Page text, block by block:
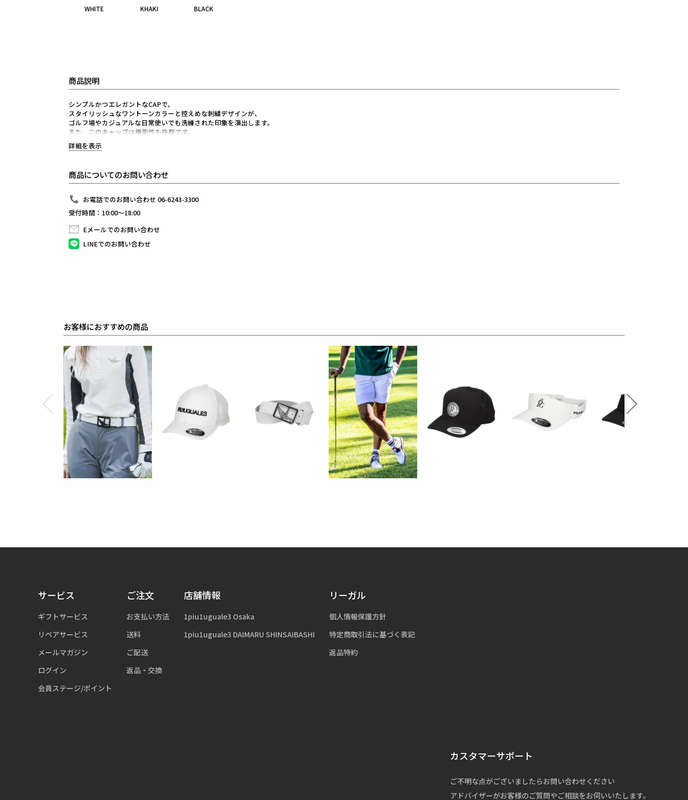
WHITE KHAKI BLACK
商品説明
シンプルかつエレガントなCAPで、
スタイリッシュなワントーンカラーと控えめな刺繍デザインが、
ゴルフ場やカジュアルな日常使いでも洗練された印象を演出します。
また、このキャップは機能性も抜群です。
軽量で通気性に優れた素材を使用しており、
汗をかきやすいシーンでも快適さをキープ。
カラーはホワイト、カーキ、ブラックの3色展開。
シンプルながらも高級感あふれるデザインで、
どんなコーディネートにも合わせやすい万能アイテムです。
1PIU1UGUALE3 GOLF（ウノピゥウノウグァーレトレ ゴルフ）
日本から世界に向けて発信するブランドとして世界中の上質な素材を贅沢に使用し、
ラグジュアリーな商品をリリースし続ける1PIU1UGUALE3。
ハイエンドラグジュアリーブランドが提案する、高いデザイン性とスポーツの機能美を併せ持ち
上質を知る全てのプレイヤーの為のウェアとしてリリースいたします。
詳細を表示
商品についてのお問い合わせ
お電話でのお問い合わせ 06-6243-3300
受付時間：10:00～18:00
Eメールでのお問い合わせ
LINEでのお問い合わせ
サービス
ギフトサービス
リペアサービス
メールマガジン
ログイン
会員ステージ/ポイント
ご注文
お支払い方法
送料
ご配送
返品・交換
店舗情報
1piu1uguale3 Osaka
1piu1uguale3 DAIMARU SHINSAIBASHI
リーガル
個人情報保護方針
特定商取引法に基づく表記
返品特約
カスタマーサポート
ご不明な点がございましたらお問い合わせください
アドバイザーがお客様のご質問やご相談をお伺いいたします。